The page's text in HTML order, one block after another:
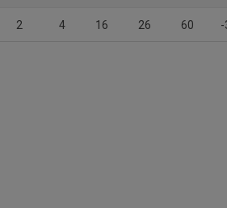
2 4 16 26 60 -